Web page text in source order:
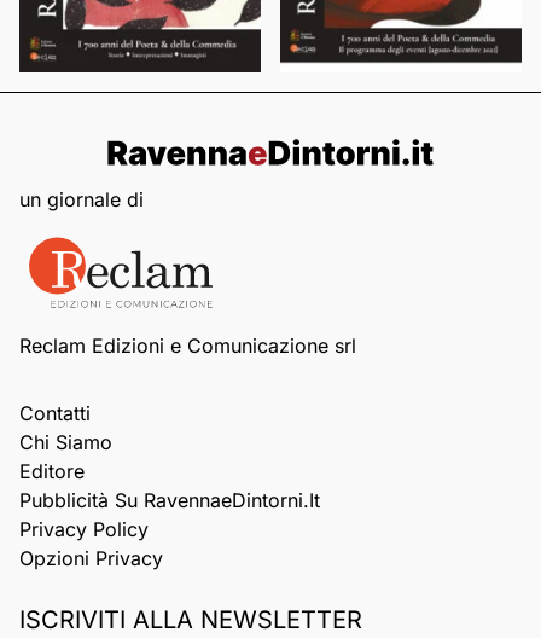
un giornale di
Reclam Edizioni e Comunicazione srl
Contatti
Chi Siamo
Editore
Pubblicità Su RavennaeDintorni.it
Privacy Policy
Opzioni Privacy
ISCRIVITI ALLA NEWSLETTER